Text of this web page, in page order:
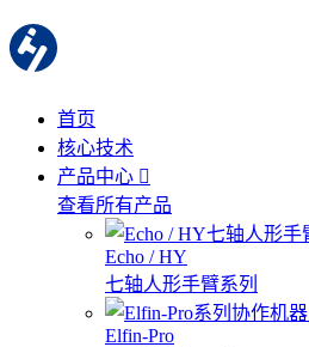
首页
核心技术
产品中心
查看所有产品
Echo / HY
七轴人形手臂系列
Elfin-Pro